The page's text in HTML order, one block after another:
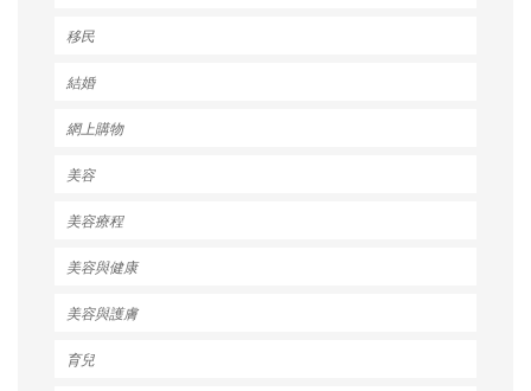
移民
結婚
網上購物
美容
美容療程
美容與健康
美容與護膚
育兒